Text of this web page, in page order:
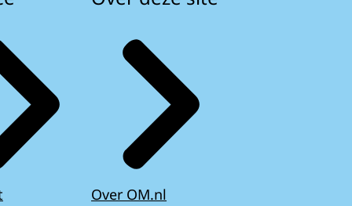
Over OM.nl